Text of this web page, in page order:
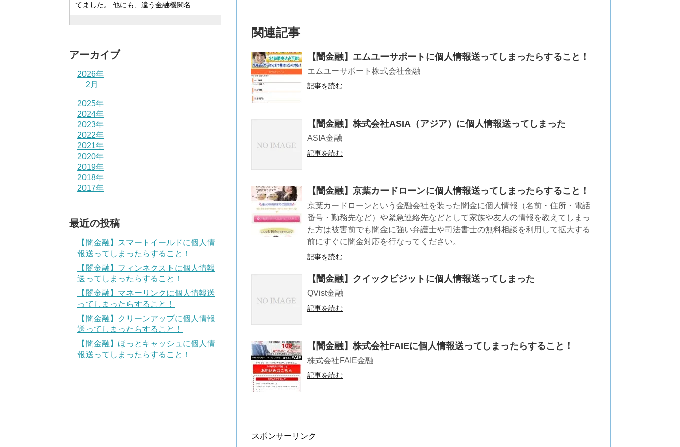
関連記事
【闇金融】エムユーサポートに個人情報送ってしまったらすること！
エムユーサポート株式会社金融
記事を読む
【闇金融】株式会社ASIA（アジア）に個人情報送ってしまった
ASIA金融
記事を読む
【闇金融】京葉カードローンに個人情報送ってしまったらすること！
京葉カードローンという金融会社を装った闇金に個人情報（名前・住所・電話
番号・勤務先など）や緊急連絡先などとして家族や友人の情報を教えてしまっ
た方は被害前でも闇金に強い弁護士や司法書士の無料相談を利用して拡大する
前にすぐに闇金対応を行なってください。
記事を読む
【闇金融】クイックビジットに個人情報送ってしまった
QVist金融
記事を読む
【闇金融】株式会社FAIEに個人情報送ってしまったらすること！
株式会社FAIE金融
記事を読む
スポンサーリンク
てました。 他にも、違う金融機関名...
アーカイブ
2026年
2月
2025年
2024年
2023年
2022年
2021年
2020年
2019年
2018年
2017年
最近の投稿
【闇金融】スマートイールドに個人情
報送ってしまったらすること！
【闇金融】フィンネクストに個人情報
送ってしまったらすること！
【闇金融】マネーリンクに個人情報送
ってしまったらすること！
【闇金融】クリーンアップに個人情報
送ってしまったらすること！
【闇金融】ほっとキャッシュに個人情
報送ってしまったらすること！